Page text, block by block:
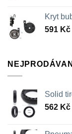
Kryt
591 Kč
Solid
562 Kč